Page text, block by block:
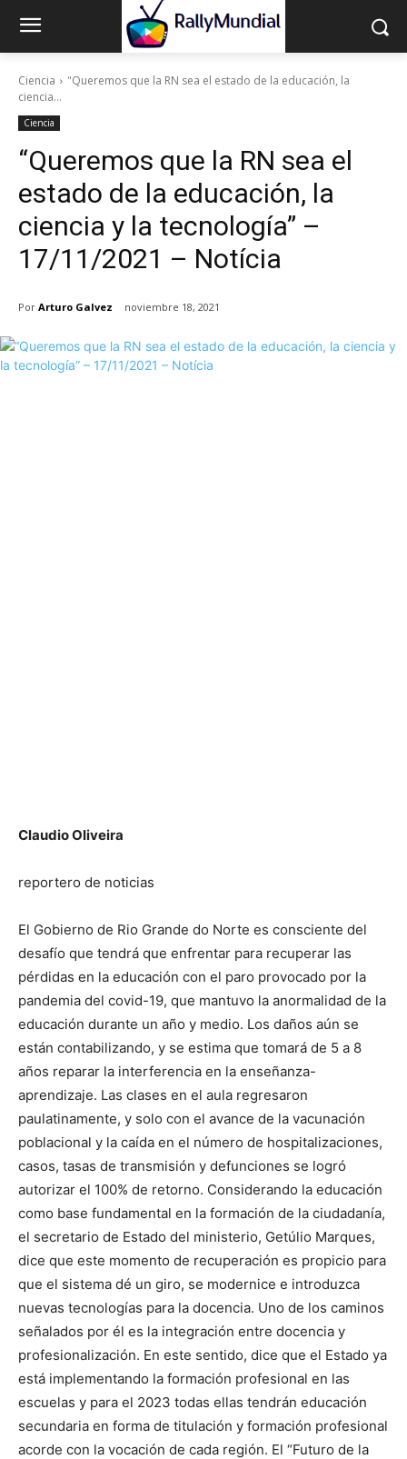
Ciencia
"Queremos que la RN sea el estado de la educación, la
ciencia...
Ciencia
“Queremos que la RN sea el
estado de la educación, la
ciencia y la tecnología” –
17/11/2021 – Notícia
Por Arturo Galvez noviembre 18, 2021
Claudio Oliveira
reportero de noticias
El Gobierno de Rio Grande do Norte es consciente del
desafío que tendrá que enfrentar para recuperar las
pérdidas en la educación con el paro provocado por la
pandemia del covid-19, que mantuvo la anormalidad de la
educación durante un año y medio. Los daños aún se
están contabilizando, y se estima que tomará de 5 a 8
años reparar la interferencia en la enseñanza-
aprendizaje. Las clases en el aula regresaron
paulatinamente, y solo con el avance de la vacunación
poblacional y la caída en el número de hospitalizaciones,
casos, tasas de transmisión y defunciones se logró
autorizar el 100% de retorno. Considerando la educación
como base fundamental en la formación de la ciudadanía,
el secretario de Estado del ministerio, Getúlio Marques,
dice que este momento de recuperación es propicio para
que el sistema dé un giro, se modernice e introduzca
nuevas tecnologías para la docencia. Uno de los caminos
señalados por él es la integración entre docencia y
profesionalización. En este sentido, dice que el Estado ya
está implementando la formación profesional en las
escuelas y para el 2023 todas ellas tendrán educación
secundaria en forma de titulación y formación profesional
acorde con la vocación de cada región. El “Futuro de la